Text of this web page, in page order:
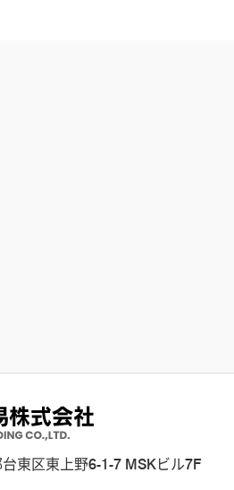
東区東上野6-1-7 MSKビル7F